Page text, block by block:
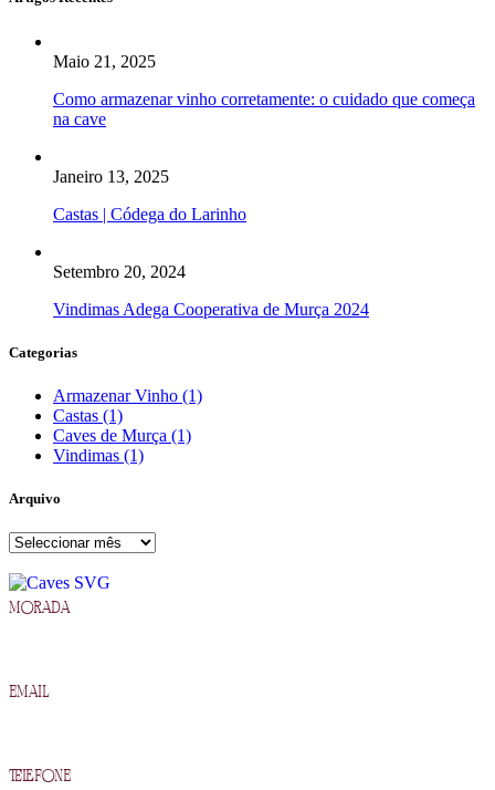
Maio 21, 2025
Como armazenar vinho corretamente: o cuidado que começa
na cave
Janeiro 13, 2025
Castas | Códega do Larinho
Setembro 20, 2024
Vindimas Adega Cooperativa de Murça 2024
Categorias
Armazenar Vinho (1)
Castas (1)
Caves de Murça (1)
Vindimas (1)
Arquivo
morada
email
telefone